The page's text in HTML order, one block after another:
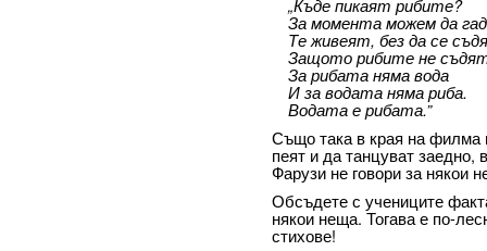
„Къде пикаят рибите?
За момента можем да
Те живеят, без да се
Защото рибите не
За рибата няма вода
И за водата няма риба.
Водата е рибата.”
Също така в края на филма
пеят и да танцуват
Фарузи не говори за някои
Обсъдете с учениците
някои неща. Тогава е по-
стихове!